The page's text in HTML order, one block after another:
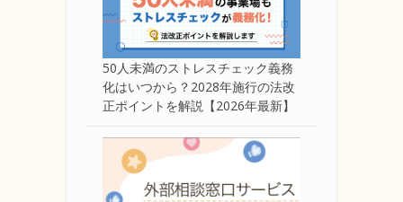
50人未満のストレスチェック義務
化はいつから？2028年施行の法改
正ポイントを解説【2026年最新】